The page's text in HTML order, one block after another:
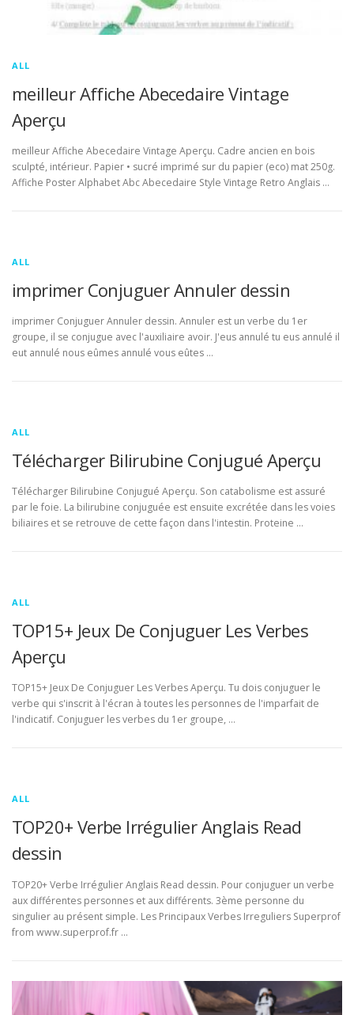
ALL
meilleur Affiche Abecedaire Vintage
Aperçu
meilleur Affiche Abecedaire Vintage Aperçu. Cadre ancien en bois
sculpté, intérieur. Papier • sucré imprimé sur du papier (eco) mat 250g.
Affiche Poster Alphabet Abc Abecedaire Style Vintage Retro Anglais …
ALL
imprimer Conjuguer Annuler dessin
imprimer Conjuguer Annuler dessin. Annuler est un verbe du 1er
groupe, il se conjugue avec l'auxiliaire avoir. J'eus annulé tu eus annulé il
eut annulé nous eûmes annulé vous eûtes …
ALL
Télécharger Bilirubine Conjugué Aperçu
Télécharger Bilirubine Conjugué Aperçu. Son catabolisme est assuré
par le foie. La bilirubine conjuguée est ensuite excrétée dans les voies
biliaires et se retrouve de cette façon dans l'intestin. Proteine …
ALL
TOP15+ Jeux De Conjuguer Les Verbes
Aperçu
TOP15+ Jeux De Conjuguer Les Verbes Aperçu. Tu dois conjuguer le
verbe qui s'inscrit à l'écran à toutes les personnes de l'imparfait de
l'indicatif. Conjuguer les verbes du 1er groupe, …
ALL
TOP20+ Verbe Irrégulier Anglais Read
dessin
TOP20+ Verbe Irrégulier Anglais Read dessin. Pour conjuguer un verbe
aux différentes personnes et aux différents. 3ème personne du
singulier au présent simple. Les Principaux Verbes Irreguliers Superprof
from www.superprof.fr …